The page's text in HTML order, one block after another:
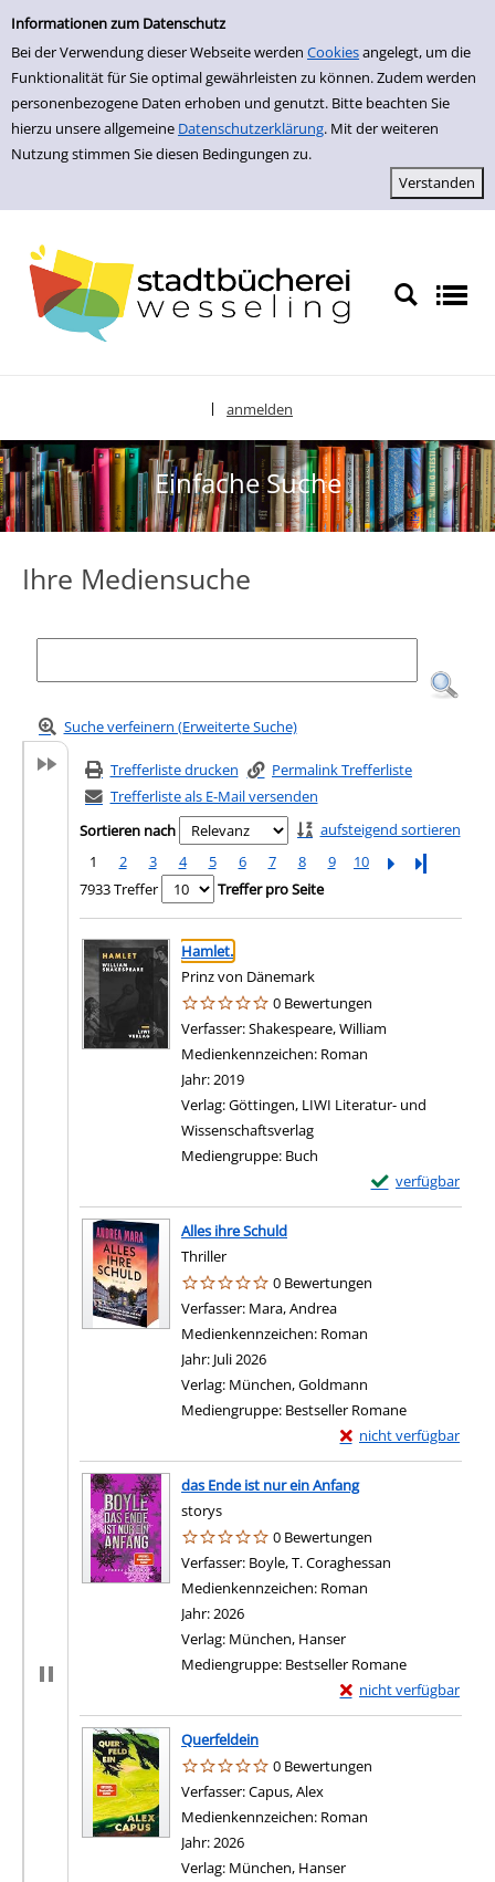
Informationen zum Datenschutz
Bei der Verwendung dieser Webseite werden Cookiesangelegt, um die
Funktionalität für Sie optimal gewährleisten zu können. Zudem werden
personenbezogene Daten erhoben und genutzt. Bitte beachten Sie
hierzu unsere allgemeine Datenschutzerklärung. Mit der weiteren
Nutzung stimmen Sie diesen Bedingungen zu.
zur Navigation springen
zum Inhalt springen
Zu den Suchfiltern springen
Zur Trefferliste springen
anmelden
Einfache Suche
Ihre Mediensuche
Suche verfeinern (Erweiterte Suche)
Trefferliste drucken
Permalink Trefferliste
Trefferliste als E-Mail versenden
Sortieren nach
aufsteigend sortieren
1
2 3 4 5 6 7 8 9 10
Letzte Seite
7933 Treffer
Treffer pro Seite
Suchergebnis
Zu den Suchfiltern springen
Hamlet.
Prinz von Dänemark
0 Bewertungen
Verfasser:Shakespeare, William
Medienkennzeichen: Roman
Jahr:2019
Verlag:Göttingen, LIWI Literatur- und
Wissenschaftsverlag
Mediengruppe: Buch
verfügbar
Exemplar-Details
Alles ihre Schuld
Thriller
0 Bewertungen
Verfasser: Mara, Andrea
Medienkennzeichen: Roman
Jahr: Juli 2026
Verlag: München, Goldmann
Mediengruppe: Bestseller Romane
nicht verfügbar
Exemplar-Details von
das Ende ist nur ein Anfang
storys
0 Bewertungen
Verfasser: Boyle, T. Coraghessan
Medienkennzeichen: Roman
Jahr:2026
Verlag: München, Hanser
Mediengruppe: Bestseller Romane
nicht verfügbar
Exemplar-Details von
Querfeldein
0 Bewertungen
Verfasser:Capus, Alex
Medienkennzeichen: Roman
Jahr:2026
Verlag: München, Hanser